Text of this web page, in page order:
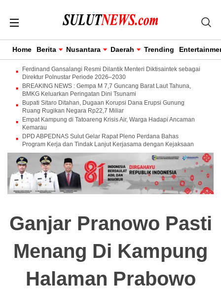
Home Berita Nusantara Daerah Trending
Ferdinand Gansalangi Resmi Dilantik Menteri Diktisaintek sebagai
Direktur Polnustar Periode 2026–2030
BREAKING NEWS : Gempa M 7,7 Guncang Barat Laut Tahuna,
BMKG Keluarkan Peringatan Dini Tsunami
Bupati Sitaro Ditahan, Dugaan Korupsi Dana Erupsi Gunung
Ruang Rugikan Negara Rp22,7 Miliar
Empat Kampung di Tatoareng Krisis Air, Warga Hadapi Ancaman
Kemarau
DPD ABPEDNAS Sulut Gelar Rapat Pleno Perdana Bahas
Program Kerja dan Tindak Lanjut Kerjasama dengan Kejaksaan
Ganjar Pranowo Pasti
Menang Di Kampung
Halaman Prabowo